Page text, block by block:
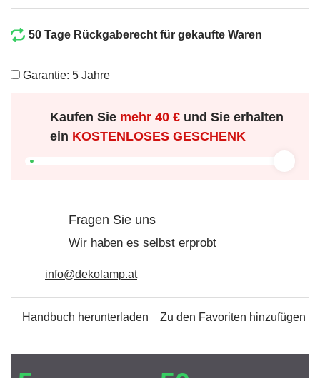
50 Tage Rückgaberecht für gekaufte Waren
Garantie: 5 Jahre
Kaufen Sie mehr40 €und Sie erhalten
ein KOSTENLOSES GESCHENK
Fragen Sie uns
Wir haben es selbst erprobt
info@dekolamp.at
Handbuch herunterladen Zu den Favoriten hinzufügen